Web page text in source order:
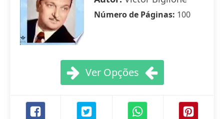
Número de Páginas: 100
Ver Opções